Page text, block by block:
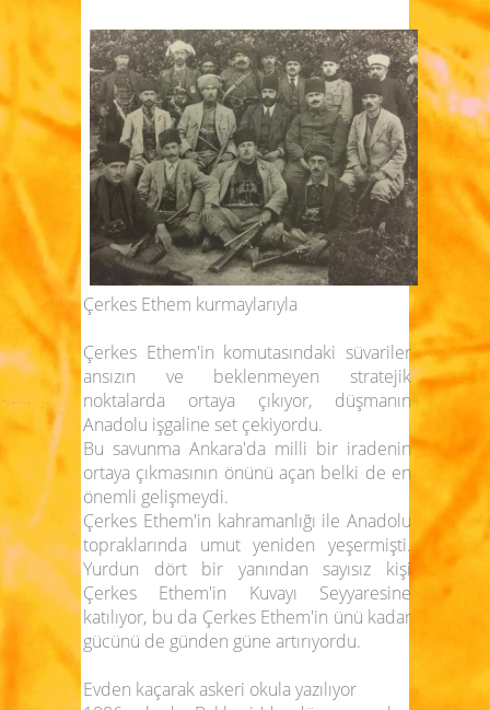
Çerkes Ethem kurmaylarıyla
Çerkes Ethem'in komutasındaki süvariler
ansızın ve beklenmeyen stratejik
noktalarda ortaya çıkıyor, düşmanın
Anadolu işgaline set çekiyordu.
Bu savunma Ankara'da milli bir iradenin
ortaya çıkmasının önünü açan belki de en
önemli gelişmeydi.
Çerkes Ethem'in kahramanlığı ile Anadolu
topraklarında umut yeniden yeşermişti.
Yurdun dört bir yanından sayısız kişi
Çerkes Ethem'in Kuvayı Seyyaresine
katılıyor, bu da Çerkes Ethem'in ünü kadar
gücünü de günden güne artırıyordu.
Evden kaçarak askeri okula yazılıyor